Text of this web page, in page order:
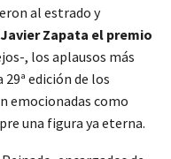
al estrado y
Zapata el premio
, los aplausos más
edición de los
emocionadas como
una figura ya eterna.